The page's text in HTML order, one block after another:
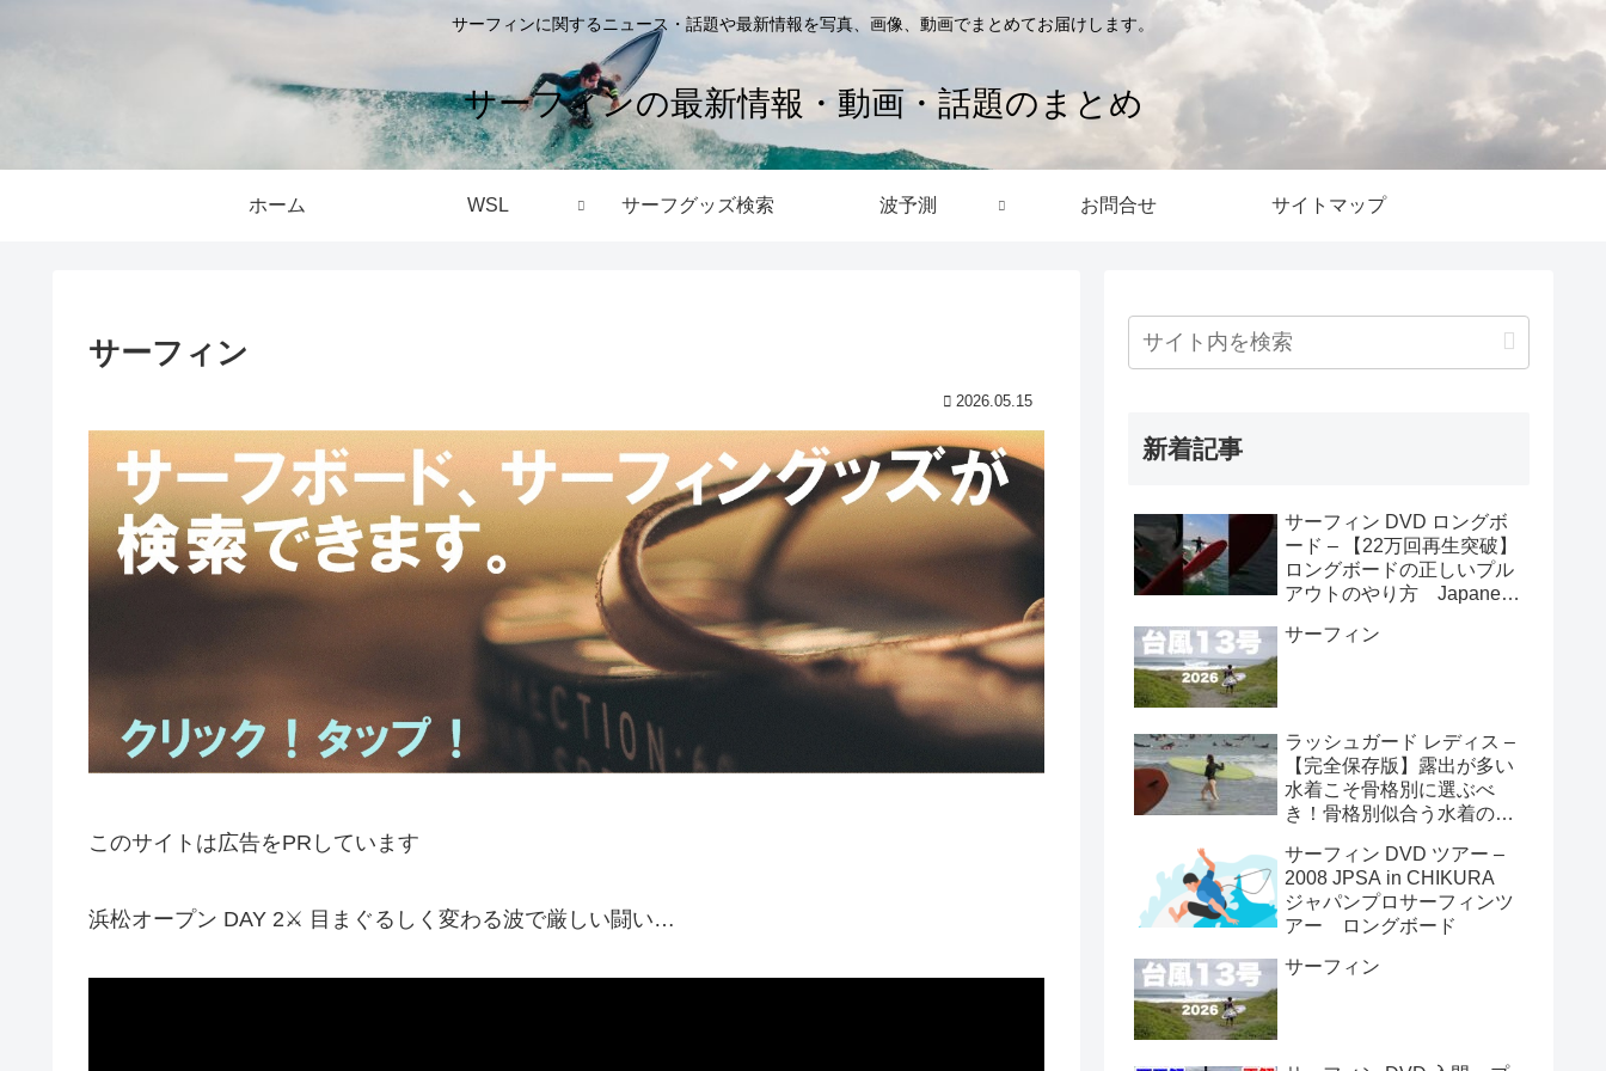
サーフィンに関するニュース・話題や最新情報を写真、画像、動画でまとめてお届けします。
サーフィンの最新情報・動画・話題のまとめ
ホーム WSL サーフグッズ検索 波予測 お問合せ サイトマップ
サーフィン
2026.05.15
このサイトは広告をPRしています
浜松オープン DAY 2⚔️ 目まぐるしく変わる波で厳しい闘い…
新着記事
サーフィン DVD ロングボ
ード – 【22万回再生突破】
ロングボードの正しいプル
アウトのやり方 Japanese
ロングボード #shorts
サーフィン
ラッシュガード レディス –
【完全保存版】露出が多い
水着こそ骨格別に選ぶべ
き！骨格別似合う水着の選
サーフィン DVD ツアー –
2008 JPSA in CHIKURA
ジャパンプロサーフィンツ
アー ロングボード
サーフィン